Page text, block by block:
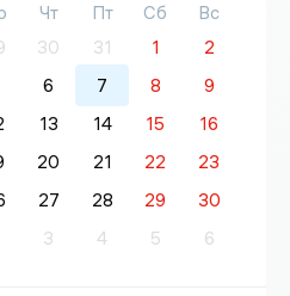
Чт Пт Сб
Вс
30 31 1
2
6 7 8
9
13 14 15
16
20 21 22
23
27 28 29
30
3 4 5 6